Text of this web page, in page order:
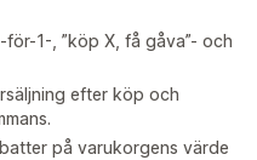
1-, ”köp X, få gåva”- och
efter köp och
på varukorgens värde